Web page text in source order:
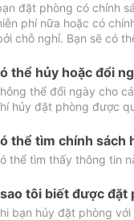
đặt phòng có chính
phí nữa hoặc có
chỗ nghỉ. Bạn sẽ có
thể hủy hoặc đổi
thể đổi ngày cho
hủy đặt phòng được
thể tìm chính sách
thể tìm thấy thông tin
tôi biết được đặt
bạn hủy đặt phòng